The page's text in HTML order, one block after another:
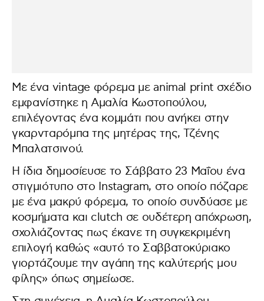
Με ένα vintage φόρεμα με animal print σχέδιο
εμφανίστηκε η Αμαλία Κωστοπούλου,
επιλέγοντας ένα κομμάτι που ανήκει στην
γκαρνταρόμπα της μητέρας της, Τζένης
Μπαλατσινού.
Η ίδια δημοσίευσε το Σάββατο 23 Μαΐου ένα
στιγμιότυπο στο Instagram, στο οποίο πόζαρε
με ένα μακρύ φόρεμα, το οποίο συνδύασε με
κοσμήματα και clutch σε ουδέτερη απόχρωση,
σχολιάζοντας πως έκανε τη συγκεκριμένη
επιλογή καθώς «αυτό το Σαββατοκύριακο
γιορτάζουμε την αγάπη της καλύτερής μου
φίλης» όπως σημείωσε.